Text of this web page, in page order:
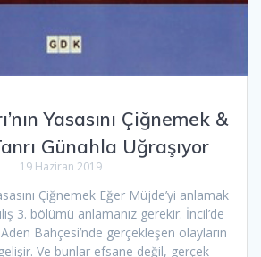
Yasasını Çiğnemek &
Günahla Uğraşıyor
19 Haziran 2019
Çiğnemek Eğer Müjde’yi anlamak
3. bölümü anlamanız gerekir. İncil’de
Bahçesi’nde gerçekleşen olayların
Ve bunlar efsane değil, gerçek